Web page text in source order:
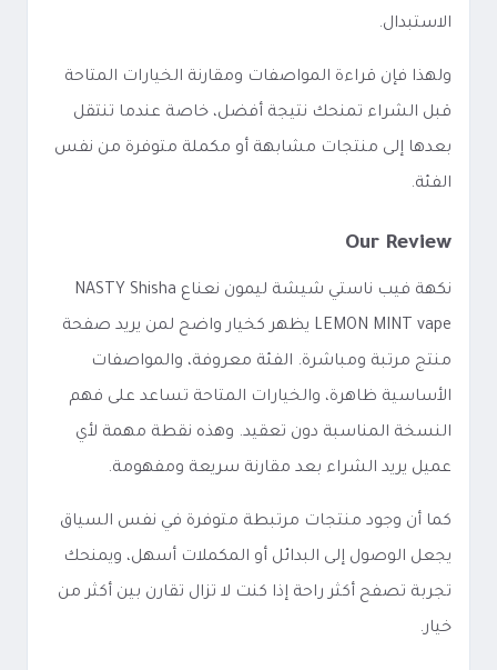
الاستبدال.
ولهذا فإن قراءة المواصفات ومقارنة الخيارات المتاحة
قبل الشراء تمنحك نتيجة أفضل، خاصة عندما تنتقل
بعدها إلى منتجات مشابهة أو مكملة متوفرة من نفس
الفئة.
Our Review
نكهة فيب ناستي شيشة ليمون نعناع NASTY Shisha
LEMON MINT vape يظهر كخيار واضح لمن يريد صفحة
منتج مرتبة ومباشرة. الفئة معروفة، والمواصفات
الأساسية ظاهرة، والخيارات المتاحة تساعد على فهم
النسخة المناسبة دون تعقيد. وهذه نقطة مهمة لأي
عميل يريد الشراء بعد مقارنة سريعة ومفهومة.
كما أن وجود منتجات مرتبطة متوفرة في نفس السياق
يجعل الوصول إلى البدائل أو المكملات أسهل، ويمنحك
تجربة تصفح أكثر راحة إذا كنت لا تزال تقارن بين أكثر من
خيار.